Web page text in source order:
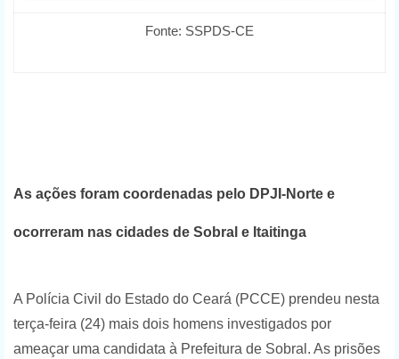
Fonte: SSPDS-CE
As ações foram coordenadas pelo DPJI-Norte e
ocorreram nas cidades de Sobral e Itaitinga
A Polícia Civil do Estado do Ceará (PCCE) prendeu nesta
terça-feira (24) mais dois homens investigados por
ameaçar uma candidata à Prefeitura de Sobral. As prisões